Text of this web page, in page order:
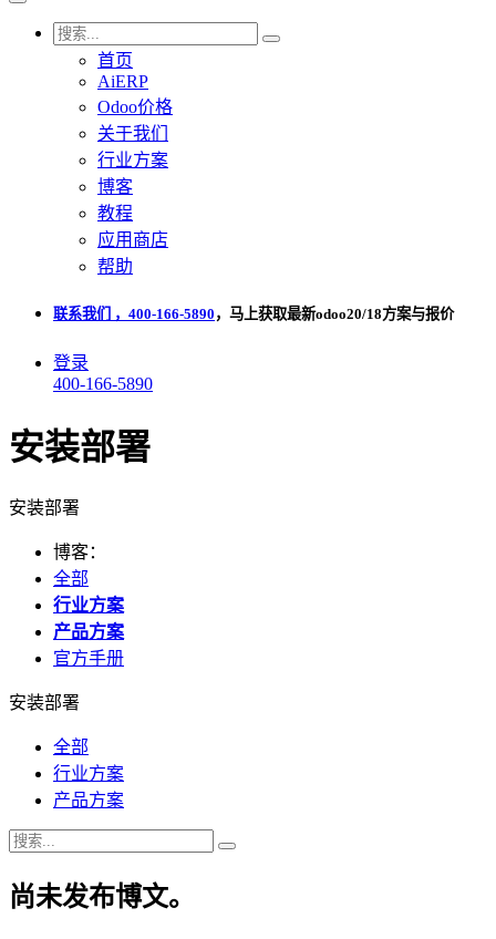
首页
AiERP
Odoo价格
关于我们
行业方案
博客
教程
应用商店
帮助
联系我们 ，400-166-5890 ，马上获取最新odoo20/18方案与报价
登录
400-166-5890
安装部署
安装部署
博客：
全部
行业方案
产品方案
官方手册
安装部署
全部
行业方案
产品方案
尚未发布博文。